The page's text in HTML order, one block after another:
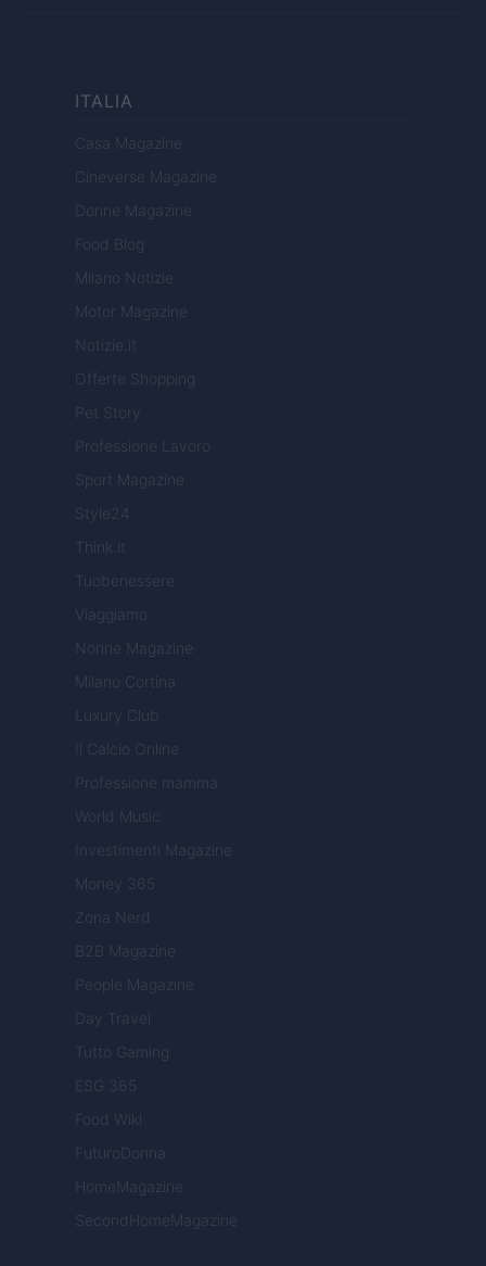
ITALIA
Casa Magazine
Cineverse Magazine
Donne Magazine
Food Blog
Milano Notizie
Motor Magazine
Notizie.it
Offerte Shopping
Pet Story
Professione Lavoro
Sport Magazine
Style24
Think.it
Tuobenessere
Viaggiamo
Nonne Magazine
Milano Cortina
Luxury Club
Il Calcio Online
Professione mamma
World Music
Investimenti Magazine
Money 365
Zona Nerd
B2B Magazine
People Magazine
Day Travel
Tutto Gaming
ESG 365
Food Wiki
FuturoDonna
HomeMagazine
SecondHomeMagazine